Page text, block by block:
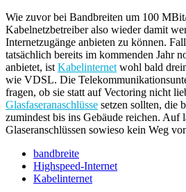
Wie zuvor bei Bandbreiten um 100
Kabelnetzbetreiber also wieder damit
Internetzugänge anbieten zu können.
tatsächlich bereits im kommenden Jahr
anbietet, ist Kabelinternet wohl bald
wie VDSL. Die
fragen, ob sie statt auf Vectoring nicht
Glasfaseranaschlüsse setzen sollten, die
zumindest bis ins Gebäude reichen. Auf
Glaseranschlüssen sowieso kein Weg
bandbreite
Highspeed-Internet
Kabelinternet